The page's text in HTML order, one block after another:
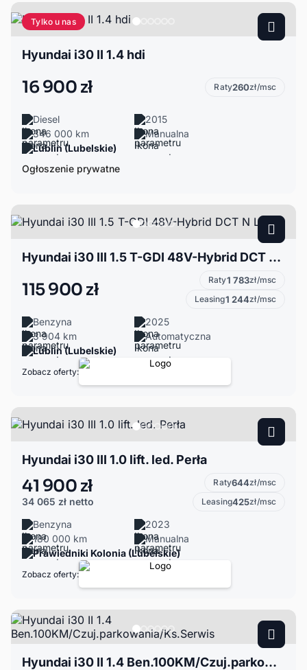
Tylko u nas
Hyundai i30 II 1.4 hdi
16 900 zł Raty260zł/msc
Diesel
2015
346 000 km
Manualna
Lublin (Lubelskie)
Ogłoszenie prywatne
Hyundai i30 III 1.5 T-GDI 48V-Hybrid DCT N Line
115 900 zł Raty1 783zł/msc
Leasing1 244zł/msc
Benzyna
2025
3 904 km
Automatyczna
Lublin (Lubelskie)
Zobacz oferty:
Hyundai i30 III 1.0 lift. led. Perła
41 900 zł
34 065 zł netto
Raty644zł/msc
Leasing425zł/msc
Benzyna
2023
180 000 km
Manualna
Prawiedniki Kolonia (Lubelskie)
Zobacz oferty:
Hyundai i30 II 1.4 Ben.100KM/Czuj.parkowania/Ks.Serwis